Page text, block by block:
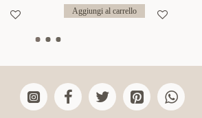
Aggiungi al carrello